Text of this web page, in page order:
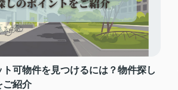
可物件を見つけるには？物件探し
ご紹介